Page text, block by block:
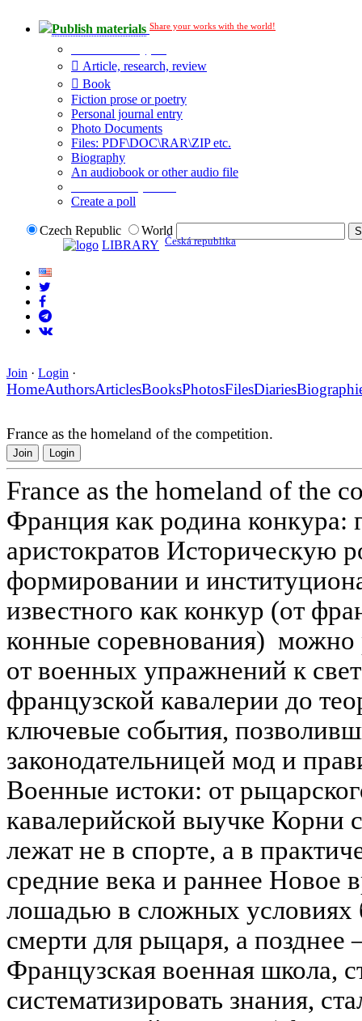
Publish materials Share your works with the world!
Article, research, review
Book
Fiction prose or poetry
Personal journal entry
Photo Documents
Files: PDF\DOC\RAR\ZIP etc.
Biography
An audiobook or other audio file
Create a poll
Czech Republic
World
LIBRARY Česká republika
Join · Login ·
HomeAuthorsArticlesBooksPhotosFilesDiaries
France as the homeland of the competition.
Join Login
France as the homeland of the
Франция как родина конкура:
аристократов Историческую
формировании и
известного как конкур (от
конные соревнования) можно
от военных упражнений к
французской кавалерии до
ключевые события,
законодательницей мод и
Военные истоки: от
кавалерийской выучке Корни
лежат не в спорте, а в
средние века и раннее Новое
лошадью в сложных
смерти для рыцаря, а
Французская военная школа,
систематизировать знания,